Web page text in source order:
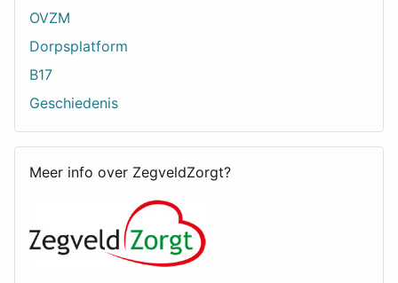
OVZM
Dorpsplatform
B17
Geschiedenis
Meer info over ZegveldZorgt?